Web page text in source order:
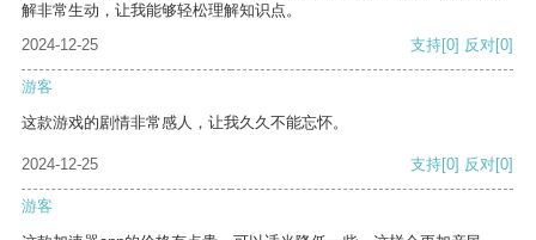
解非常生动，让我能够轻松理解知识点。
2024-12-25
支持[0] 反对[0]
游客
这款游戏的剧情非常感人，让我久久不能忘怀。
2024-12-25 支持[0] 反对[0]
游客